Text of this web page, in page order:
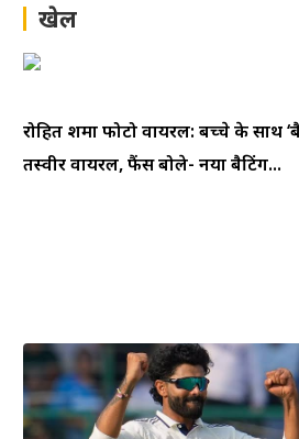
खेल
रोहित शर्मा फोटो वायरल: बच्चे के साथ
तस्वीर वायरल, फैंस बोले- नया बैटिंग...